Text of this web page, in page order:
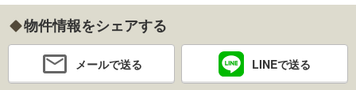
物件情報をシェアする
メールで送る LINEで送る